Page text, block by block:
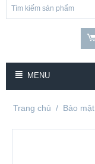
MENU
Trang chủ / Bảo mật